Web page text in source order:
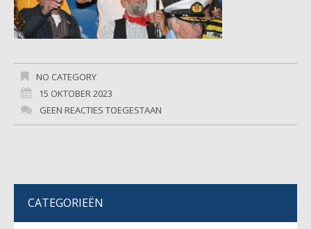
NO CATEGORY
15 OKTOBER 2023
GEEN REACTIES TOEGESTAAN
CATEGORIEËN